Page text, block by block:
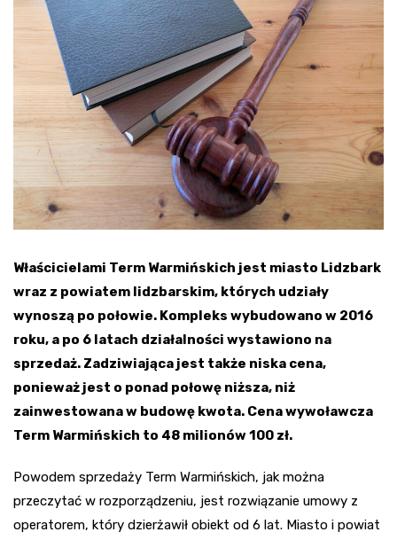
Właścicielami Term Warmińskich jest miasto Lidzbark
wraz z powiatem lidzbarskim, których udziały
wynoszą po połowie. Kompleks wybudowano w 2016
roku, a po 6 latach działalności wystawiono na
sprzedaż. Zadziwiająca jest także niska cena,
ponieważ jest o ponad połowę niższa, niż
zainwestowana w budowę kwota. Cena wywoławcza
Term Warmińskich to 48 milionów 100 zł.
Powodem sprzedaży Term Warmińskich, jak można
przeczytać w rozporządzeniu, jest rozwiązanie umowy z
operatorem, który dzierżawił obiekt od 6 lat. Miasto i powiat